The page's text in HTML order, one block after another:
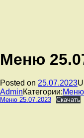
Меню
Posted on 25.07.2023
AdminКатегории:Меню
Меню 25.07.2023 Скачать